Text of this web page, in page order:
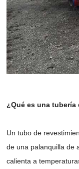
¿Qué es una
Un tubo de
de una palanquilla de
calienta a